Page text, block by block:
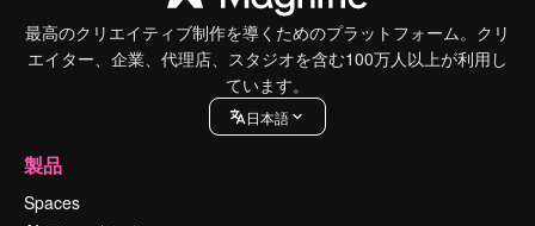
最高のクリエイティブ制作を導くためのプラットフォーム。クリ
エイター、企業、代理店、スタジオを含む100万人以上が利用し
ています。
日本語
製品
Spaces